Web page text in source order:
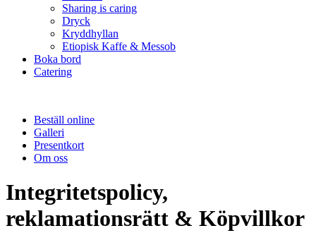
Sharing is caring
Dryck
Kryddhyllan
Etiopisk Kaffe & Messob
Boka bord
Catering
Beställ online
Galleri
Presentkort
Om oss
Integritetspolicy,
reklamationsrätt & Köpvillkor